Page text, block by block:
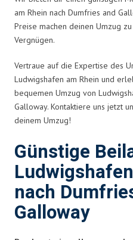
am Rhein nach Dumfries and
Preise machen deinen Umzug
Vergnügen.
Vertraue auf die Expertise des
Ludwigshafen am Rhein und
bequemen Umzug von
Galloway. Kontaktiere uns jetzt
deinem Umzug!
Günstige
nach
Galloway